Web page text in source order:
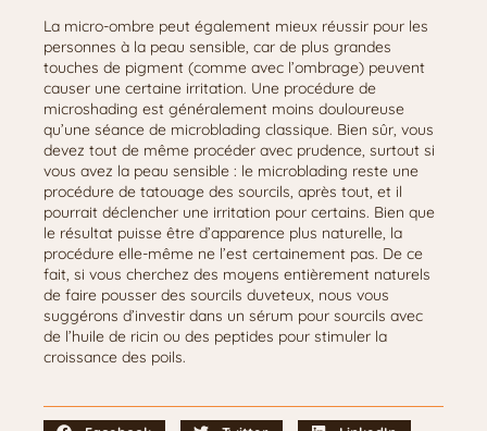
La micro-ombre peut également mieux réussir pour les
personnes à la peau sensible, car de plus grandes
touches de pigment (comme avec l’ombrage) peuvent
causer une certaine irritation. Une procédure de
microshading est généralement moins douloureuse
qu’une séance de microblading classique. Bien sûr, vous
devez tout de même procéder avec prudence, surtout si
vous avez la peau sensible : le microblading reste une
procédure de tatouage des sourcils, après tout, et il
pourrait déclencher une irritation pour certains. Bien que
le résultat puisse être d’apparence plus naturelle, la
procédure elle-même ne l’est certainement pas. De ce
fait, si vous cherchez des moyens entièrement naturels
de faire pousser des sourcils duveteux, nous vous
suggérons d’investir dans un sérum pour sourcils avec
de l’huile de ricin ou des peptides pour stimuler la
croissance des poils.